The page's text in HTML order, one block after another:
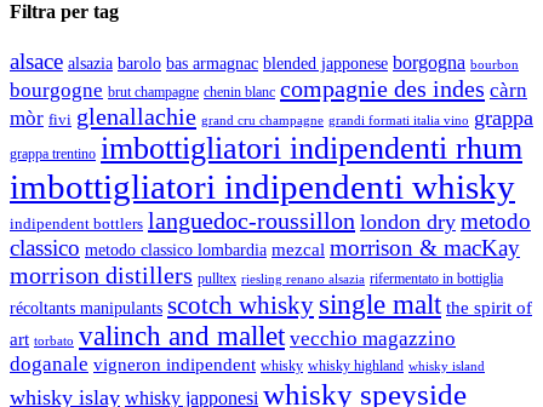
Filtra per tag
alsace alsazia barolo bas armagnac blended japponese borgogna bourbon
bourgogne brut champagne chenin blanc compagnie des indes càrn
mòr fivi glenallachie grand cru champagne grandi formati italia vino grappa
grappa trentino imbottigliatori indipendenti rhum
imbottigliatori indipendenti whisky
indipendent bottlers languedoc-roussillon london dry metodo
classico metodo classico lombardia mezcal morrison & macKay
morrison distillers pulltex riesling renano alsazia rifermentato in bottiglia
récoltants manipulants scotch whisky single malt the spirit of
art torbato valinch and mallet vecchio magazzino
doganale vigneron indipendent whisky whisky highland whisky island
whisky islay whisky japponesi whisky speyside